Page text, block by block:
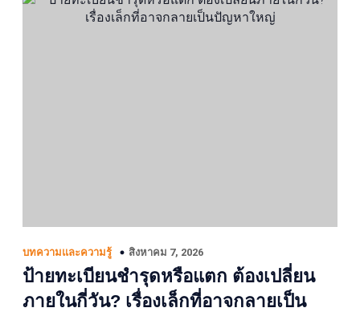
บทความและความรู้ สิงหาคม 7, 2026
ป้ายทะเบียนชำรุดหรือแตก ต้องเปลี่ยน
ภายในกี่วัน? เรื่องเล็กที่อาจกลายเป็น